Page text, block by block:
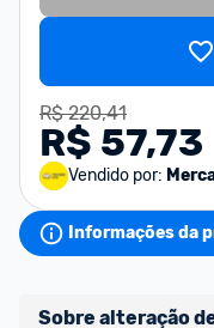
R$ 220,41
R$ 57,73
Vendido por:
Informações da
Sobre alteração